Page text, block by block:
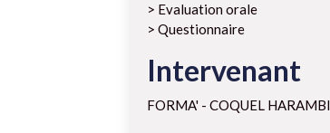
> Evaluation orale
> Questionnaire
Intervenant
FORMA' - COQUEL